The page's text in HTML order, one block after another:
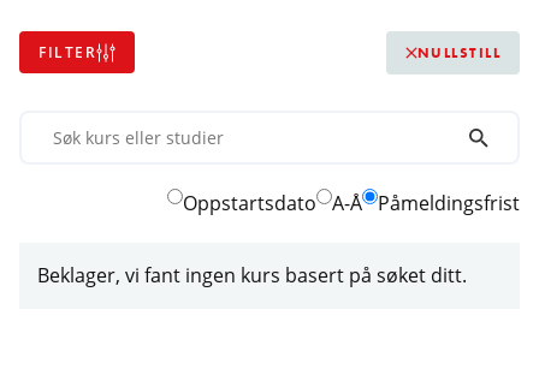
FILTER NULLSTILL
Oppstartsdato A-Å Påmeldingsfrist
Beklager, vi fant ingen kurs basert på søket ditt.